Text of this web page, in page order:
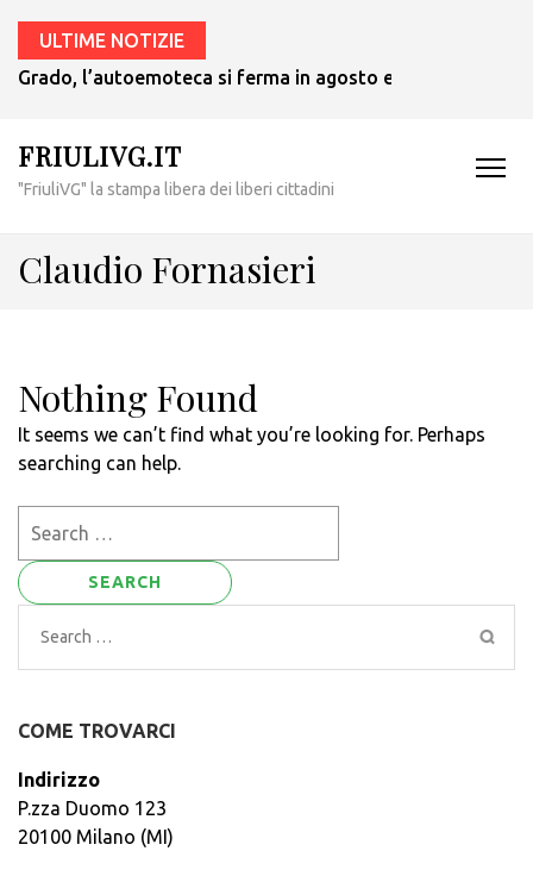
ULTIME NOTIZIE
Grado, l’autoemoteca si ferma in agosto e ritornerà in
FRIULIVG.IT
"FriuliVG" la stampa libera dei liberi cittadini
Claudio Fornasieri
Nothing Found
It seems we can’t find what you’re looking for. Perhaps
searching can help.
Search
for:
COME TROVARCI
Indirizzo
P.zza Duomo 123
20100 Milano (MI)